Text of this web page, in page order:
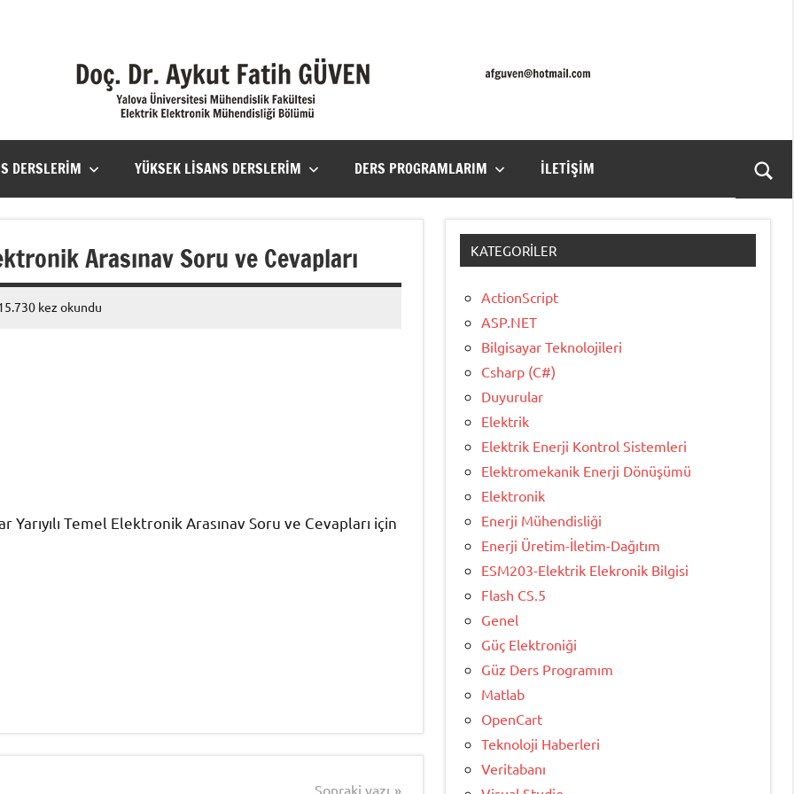
DERSLERIM YÜKSEK LISANS DERSLERIM DERS PROGRAMLARIM İLETIŞIM
Arasınav Soru ve Cevapları
kez okundu
Yarıyılı Temel Elektronik Arasınav Soru ve Cevapları için
Sonraki yazı
KATEGORILER
ActionScript
ASP.NET
Bilgisayar Teknolojileri
Csharp (C#)
Duyurular
Elektrik
Elektrik Enerji Kontrol Sistemleri
Elektromekanik Enerji Dönüşümü
Elektronik
Enerji Mühendisliği
Enerji Üretim-İletim-Dağıtım
ESM203-Elektrik Elekronik Bilgisi
Flash CS.5
Genel
Güç Elektroniği
Güz Ders Programım
Matlab
OpenCart
Teknoloji Haberleri
Veritabanı